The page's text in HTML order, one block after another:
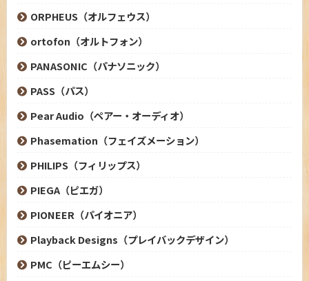
ORPHEUS（オルフェウス）
ortofon（オルトフォン）
PANASONIC（パナソニック）
PASS（パス）
Pear Audio（ペアー・オーディオ）
Phasemation（フェイズメーション）
PHILIPS（フィリップス）
PIEGA（ピエガ）
PIONEER（パイオニア）
Playback Designs（プレイバックデザイン）
PMC（ピーエムシー）